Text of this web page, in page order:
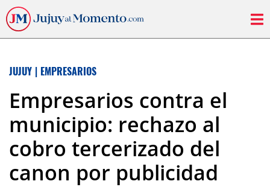
JUJUY | EMPRESARIOS
Empresarios contra el
municipio: rechazo al
cobro tercerizado del
canon por publicidad